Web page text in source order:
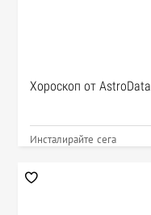
Хороскоп от AstroData
Инсталирайте сега